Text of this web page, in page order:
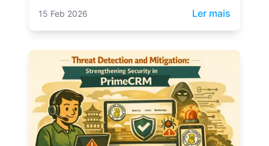
sistemas estruturalmente frágeis.
15 Feb 2026 Ler mais